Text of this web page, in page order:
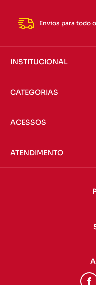
Envios para todo
INSTITUCIONAL
CATEGORIAS
ACESSOS
ATENDIMENTO